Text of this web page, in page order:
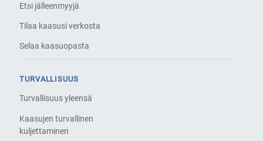
Etsi jälleenmyyjä
Tilaa kaasusi verkosta
Selaa kaasuopasta
TURVALLISUUS
Turvallisuus yleensä
Kaasujen turvallinen
kuljettaminen